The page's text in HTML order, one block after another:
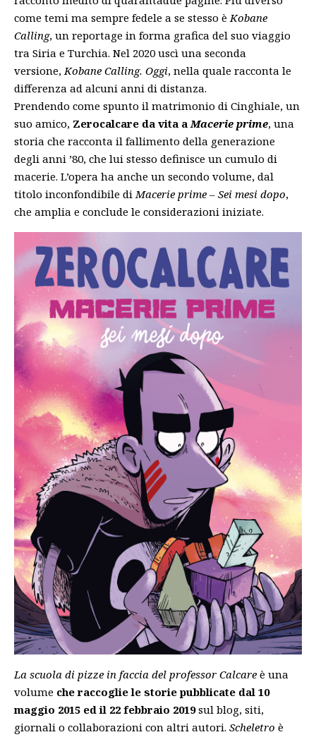
come temi ma sempre fedele a se stesso èKobane
Calling, un reportage in forma grafica del suo viaggio
tra Siria e Turchia. Nel 2020 uscì una seconda
versione,Kobane Calling. Oggi, nella quale racconta le
differenza ad alcuni anni di distanza.
Prendendo come spunto il matrimonio di Cinghiale, un
suo amico, Zerocalcare da vita aMacerie prime, una
storia che racconta il fallimento della generazione
degli anni ’80, che lui stesso definisce un cumulo di
macerie. L’opera ha anche un secondo volume, dal
titolo inconfondibile diMacerie prime – Sei mesi dopo,
che amplia e conclude le considerazioni iniziate.
La scuola di pizze in faccia del professor Calcare è una
volume che raccoglie le storie pubblicate dal 10
maggio 2015 ed il 22 febbraio 2019sul blog, siti,
giornali o collaborazioni con altri autori. Scheletro è